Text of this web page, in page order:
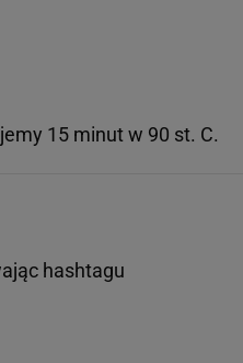
15 minut w 90 st. C.
hashtagu